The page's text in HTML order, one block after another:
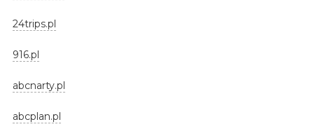
24trips.pl
916.pl
abcnarty.pl
abcplan.pl